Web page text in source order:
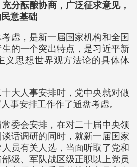
分酝酿协商，广泛征求意见，
意基础
虑，是新一届国家机构和全国
的一个突出特点，是习近平新
义思想世界观方法论的具体体
大人事安排时，党中央就对做
事安排工作作了通盘考虑。
委会安排，在对二十届中央领
话调研的同时，就新一届国家
员有关人选，当面听取了党和
级、军队战区级正职以上党员